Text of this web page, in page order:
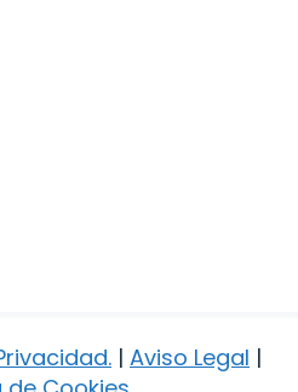
. | Aviso Legal |